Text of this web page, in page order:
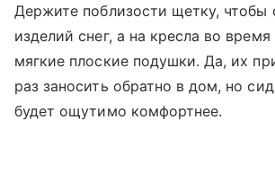
Держите поблизости щетку, чтобы
изделий снег, а на кресла во
мягкие плоские подушки. Да, их
раз заносить обратно в дом, но
будет ощутимо комфортнее.